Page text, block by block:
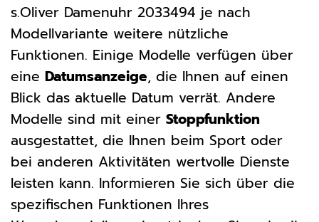
s.Oliver Damenuhr 2033494 je nach
Modellvariante weitere nützliche
Funktionen. Einige Modelle verfügen über
eine Datumsanzeige, die Ihnen auf einen
Blick das aktuelle Datum verrät. Andere
Modelle sind mit einer Stoppfunktion
ausgestattet, die Ihnen beim Sport oder
bei anderen Aktivitäten wertvolle Dienste
leisten kann. Informieren Sie sich über die
spezifischen Funktionen Ihres